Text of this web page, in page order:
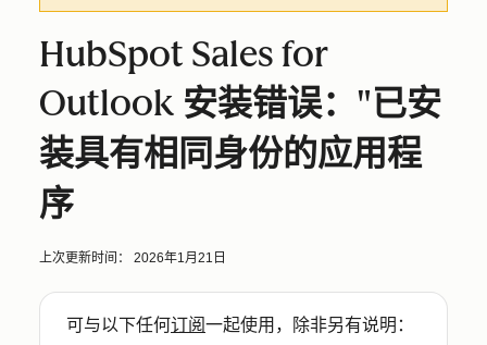
HubSpot Sales for
Outlook 安装错误："已安
装具有相同身份的应用程
序
上次更新时间： 2026年1月21日
可与以下任何订阅一起使用，除非另有说明：